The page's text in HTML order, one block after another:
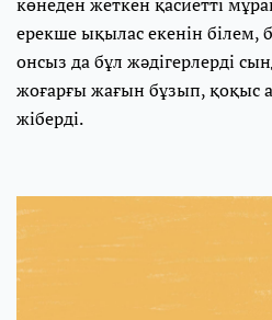
ерекше ықылас екенін білем,
онсыз да бұл жәдігерлерді
жоғарғы жағын бұзып, қоқыс
жіберді.